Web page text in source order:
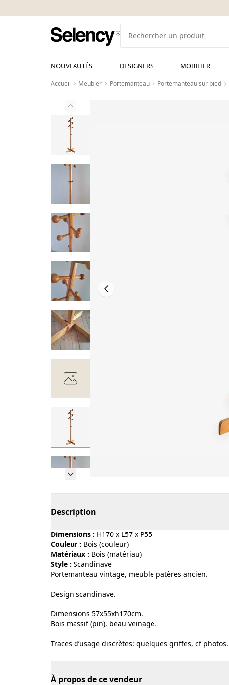
NOUVEAUTÉS DESIGNERS MOBILIER
Accueil Meubler Portemanteau Portemanteau sur pied
Description
Dimensions : H170 x L57 x P55
Couleur :
bois (couleur)
Matériaux :
bois (matériau)
Style :
scandinave
Portemanteau vintage, meuble patères ancien.
Design scandinave.
Dimensions 57x55xh170cm.
Bois massif (pin), beau veinage.
Traces d’usage discrètes: quelques griffes, cf photos.
À propos de ce vendeur